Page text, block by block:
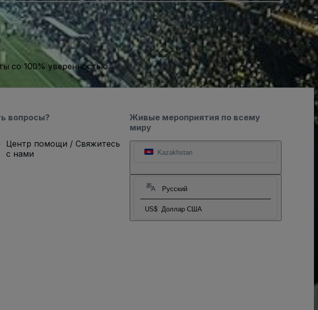
со 100% уверенностью.
Живые мероприятия по всему
миру
Kazakhstan
Русский
US$ Доллар США
вопросы?
Центр помощи / Свяжитесь
с нами